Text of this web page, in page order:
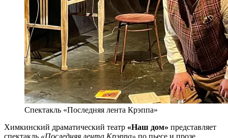
Спектакль «Последняя лента Крэппа»
Химкинский драматический театр «Наш дом» представляет
спектакль «Последняя лента Крэппа» по пьесе и прозе